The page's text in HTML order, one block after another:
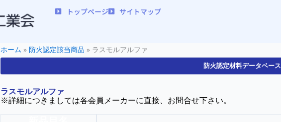
トップページ サイトマップ
ホーム » 防火認定該当商品 » ラスモルアルファ
防火認定材料データベース
ラスモルアルファ
※詳細につきましては各会員メーカーに直接、お問合せ下さい。